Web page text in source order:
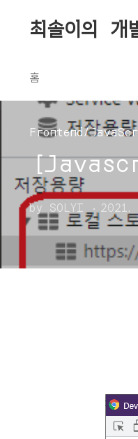
최솔이의 개
홈
Frontend/
by SOLYI